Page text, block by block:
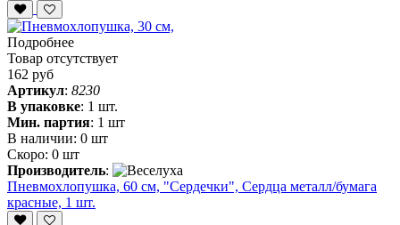
Подробнее
Товар отсутствует
162 руб
Артикул: 8230
В упаковке: 1 шт.
Мин. партия: 1 шт
В наличии: 0 шт
Скоро: 0 шт
Производитель:
Пневмохлопушка, 60 см, "Сердечки", Сердца металл/бумага
красные, 1 шт.